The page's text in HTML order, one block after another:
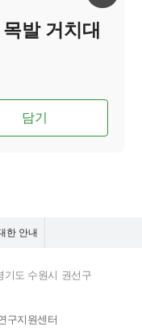
발 거치대
담기
한 안내
기도 수원시 권선구
구지원센터